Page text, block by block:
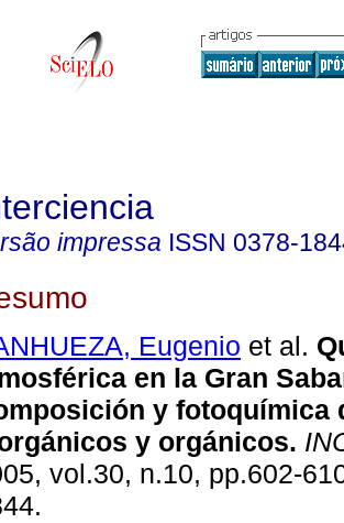
impressa ISSN 0378-
Eugenio et al.
en la Gran
y fotoquímica
y orgánicos.
vol.30, n.10, pp.602-